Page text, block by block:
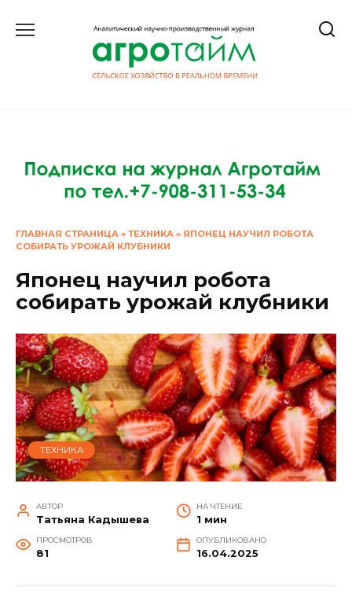
ГЛАВНАЯ СТРАНИЦА » ТЕХНИКА » ЯПОНЕЦ НАУЧИЛ РОБОТА
СОБИРАТЬ УРОЖАЙ КЛУБНИКИ
Японец научил робота
собирать урожай клубники
ТЕХНИКА
АВТОР
Татьяна Кадышева
НА ЧТЕНИЕ
1 мин
ПРОСМОТРОВ
81
ОПУБЛИКОВАНО
16.04.2025